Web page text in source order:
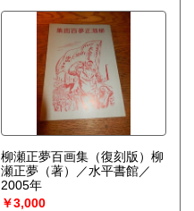
出し、また軍による多数の一
般女性への強姦も行われた。
この事件では市民側の民主化
要求は実現しなかったが、そ
の後の民主化運動の展開に影
響を与え、言論の自由と大統
領の直接選挙などを骨子とす
る1987年の6・29民主化宣言
により民主化達成へとつなが
柳瀬正夢百画集（復刻版）柳
瀬正夢（著）／水平書館／
2005年
￥3,000